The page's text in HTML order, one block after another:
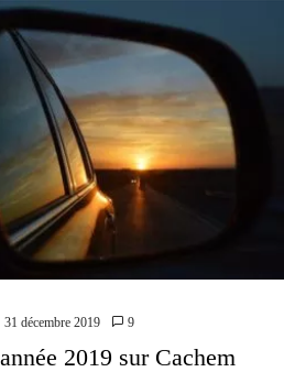
31 décembre 2019 9
2019 sur Cachem